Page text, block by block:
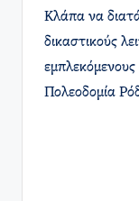
Κλάπα να
δικαστικούς
Πολεοδομία